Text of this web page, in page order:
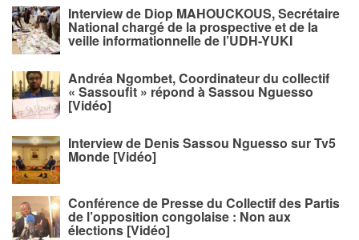
Interview de Diop MAHOUCKOUS, Secrétaire
National chargé de la prospective et de la
veille informationnelle de l’UDH-YUKI
Andréa Ngombet, Coordinateur du collectif
« Sassoufit » répond à Sassou Nguesso
[Vidéo]
Interview de Denis Sassou Nguesso sur Tv5
Monde [Vidéo]
Conférence de Presse du Collectif des Partis
de l’opposition congolaise : Non aux
élections [Vidéo]